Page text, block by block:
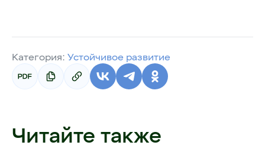
Категория: Устойчивое развитие
Читайте также